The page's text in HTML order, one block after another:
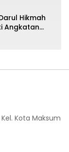
Hikmah
Angkatan
Kota Maksum